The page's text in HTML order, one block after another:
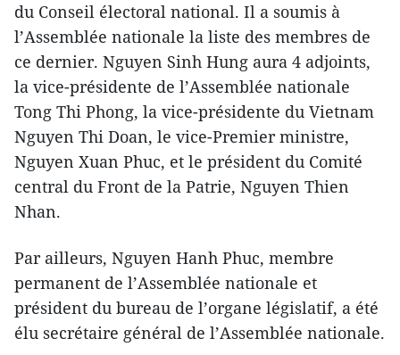
du Conseil électoral national. Il a soumis à
l’Assemblée nationale la liste des membres ​de
ce dernier. Nguyen Sinh Hung aura 4 adjoints,
la vice-présidente de l’Assemblée nationale
Tong Thi Phong, la vice-présidente du Vietnam
Nguyen Thi Doan, le vice-Premier ministre,
Nguyen Xuan Phuc, et le président du Comité
central du Front de la Patrie, Nguyen Thien
Nhan.
Par ailleurs, Nguyen Hanh Phuc, membre
permanent de l’Assemblée nationale et
président du bureau de l’organe législatif, a été
élu secrétaire général de l’Assemblée nationale.